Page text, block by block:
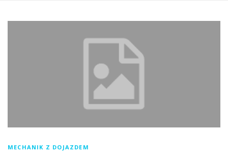
MECHANIK Z DOJAZDEM